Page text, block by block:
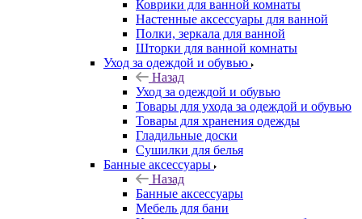
Коврики для ванной комнаты
Настенные аксессуары для ванной
Полки, зеркала для ванной
Шторки для ванной комнаты
Уход за одеждой и обувью
Назад
Уход за одеждой и обувью
Товары для ухода за одеждой и обувью
Товары для хранения одежды
Гладильные доски
Сушилки для белья
Банные аксессуары
Назад
Банные аксессуары
Мебель для бани